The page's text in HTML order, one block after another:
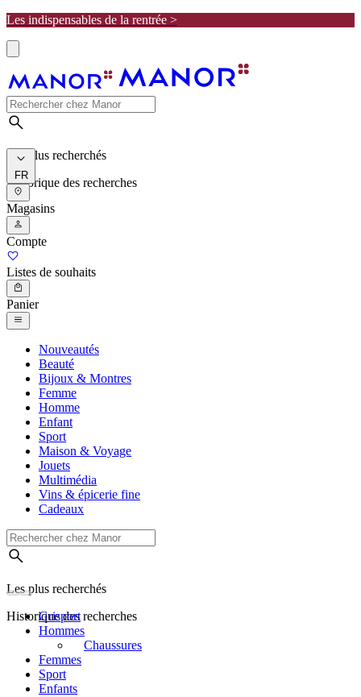
Les indispensables de la rentrée >
Les plus recherchés
Historique des recherches
FR
Magasins
Compte
Listes de souhaits
Panier
Nouveautés
Beauté
Bijoux & Montres
Femme
Homme
Enfant
Sport
Maison & Voyage
Jouets
Multimédia
Vins & épicerie fine
Cadeaux
Les plus recherchés
Historique des recherches
Grisport
Hommes
Chaussures
Femmes
Sport
Enfants